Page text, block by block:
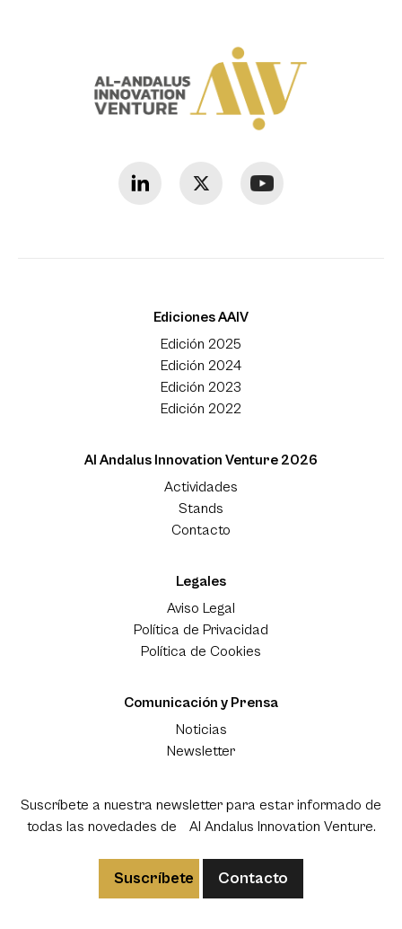
Ediciones AAIV
Edición 2025
Edición 2024
Edición 2023
Edición 2022
Al Andalus Innovation Venture 2026
Actividades
Stands
Contacto
Legales
Aviso Legal
Política de Privacidad
Política de Cookies
Comunicación y Prensa
Noticias
Newsletter
Suscríbete a nuestra newsletter para estar informado de
todas las novedades de Al Andalus Innovation Venture.
Suscríbete Contacto